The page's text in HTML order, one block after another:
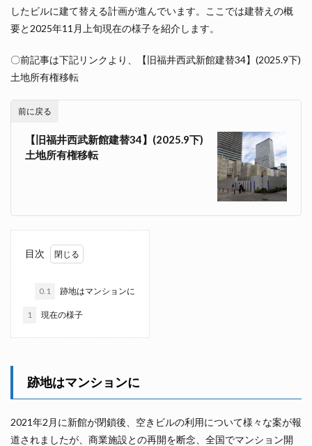
したビルに建て替える計画が進んでいます。ここでは建替えの概
要と2025年11月上旬現在の様子を紹介します。
〇前記事は下記リンクより、【旧福井西武新館建替34】(2025.9下)
土地所有権移転
前に戻る
【旧福井西武新館建替34】(2025.9下)
土地所有権移転
目次
0.1 跡地はマンションに
1 現在の様子
跡地はマンションに
2021年2月に新館が閉鎖後、空きビルの利用について様々な案が報
道されましたが、商業施設との再開を断念、全国でマンション開